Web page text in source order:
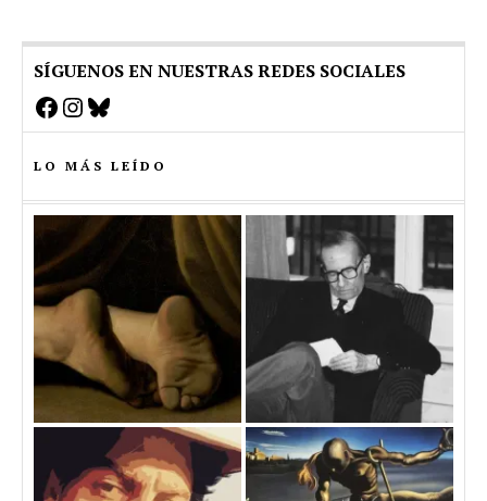
SÍGUENOS EN NUESTRAS REDES SOCIALES
Facebook
Instagram
Bluesky
LO MÁS LEÍDO